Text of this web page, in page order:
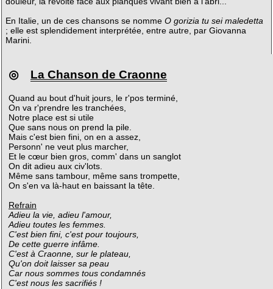
En Italie, un de ces chansons se nomme O gorizia tu sei maledetta
; elle est splendidement interprétée, entre autre, par Giovanna
Marini.
◎ La Chanson de Craonne
Quand au bout d'huit jours, le r'pos terminé,
On va r'prendre les tranchées,
Notre place est si utile
Que sans nous on prend la pile.
Mais c'est bien fini, on en a assez,
Personn' ne veut plus marcher,
Et le cœur bien gros, comm' dans un sanglot
On dit adieu aux civ'lots.
Même sans tambour, même sans trompette,
On s'en va là-haut en baissant la tête.
Refrain
Adieu la vie, adieu l'amour,
Adieu toutes les femmes.
C'est bien fini, c'est pour toujours,
De cette guerre infâme.
C'est à Craonne, sur le plateau,
Qu'on doit laisser sa peau
Car nous sommes tous condamnés
C'est nous les sacrifiés !